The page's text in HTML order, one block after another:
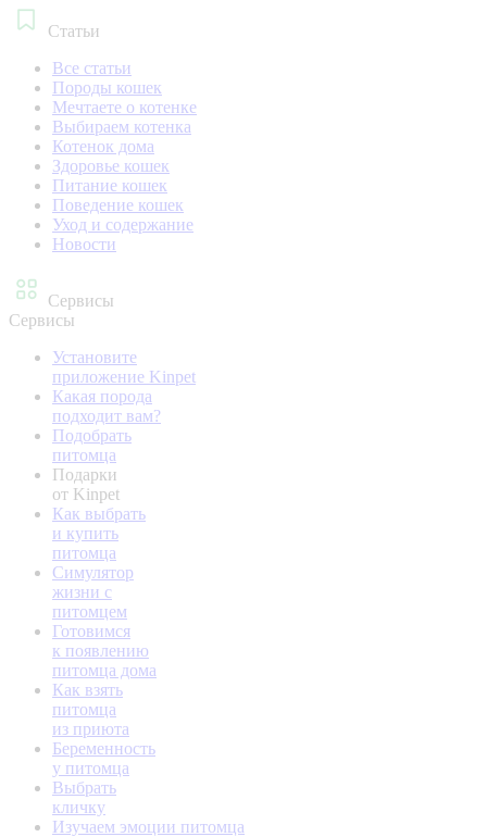
Статьи
Все статьи
Породы кошек
Мечтаете о котенке
Выбираем котенка
Котенок дома
Здоровье кошек
Питание кошек
Поведение кошек
Уход и содержание
Новости
Сервисы
Сервисы
Установите
приложение Kinpet
Какая порода
подходит вам?
Подобрать
питомца
Подарки
от Kinpet
Как выбрать
и купить
питомца
Симулятор
жизни с
питомцем
Готовимся
к появлению
питомца дома
Как взять
питомца
из приюта
Беременность
у питомца
Выбрать
кличку
Изучаем эмоции питомца